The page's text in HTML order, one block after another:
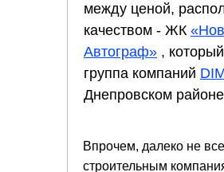
Впрочем, далеко не
строительным
между ценой,
качеством - ЖК
Автограф» ,
группа компаний
Днепровском